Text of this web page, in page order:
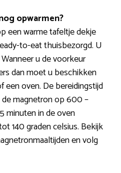
opwarmen?
een warme tafeltje dekje
to-eat thuisbezorgd. U
u de voorkeur
dan moet u beschikken
oven. De bereidingstijd
de magnetron op 600 –
minuten in de oven
140 graden celsius. Bekijk
en volg